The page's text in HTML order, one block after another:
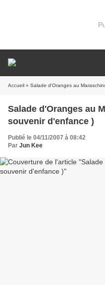
Accueil » Salade d'Oranges au
Salade d'Oranges au
souvenir d'enfance )
Publié le 04/11/2007 à 08:42
Par Jun Kee